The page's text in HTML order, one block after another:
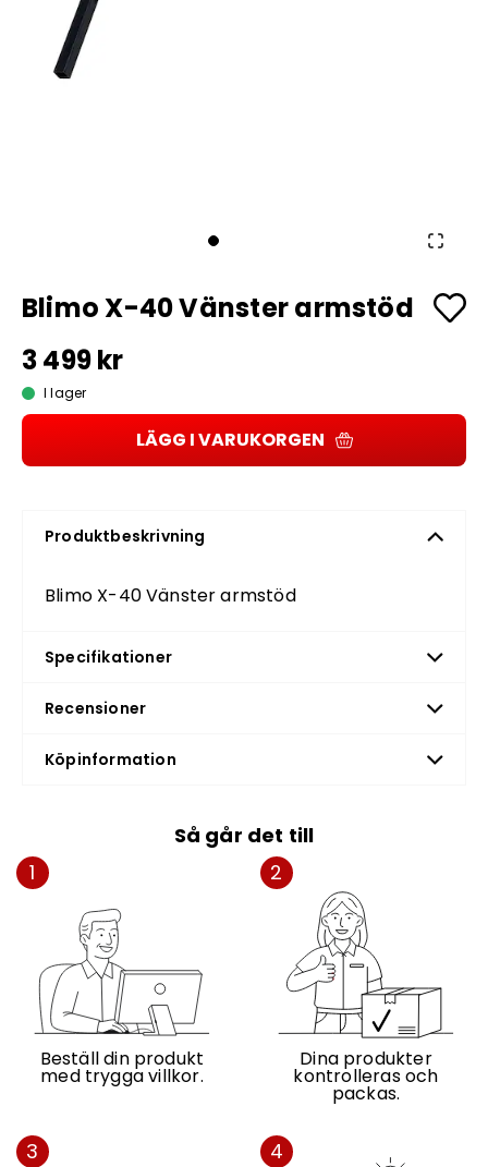
Blimo X-40 Vänster armstöd
3 499 kr
I lager
LÄGG I VARUKORGEN
Produktbeskrivning
Blimo X-40 Vänster armstöd
Specifikationer
Recensioner
Köpinformation
Så går det till
1
Beställ din produkt
med trygga villkor.
2
Dina produkter
kontrolleras och
packas.
3 4